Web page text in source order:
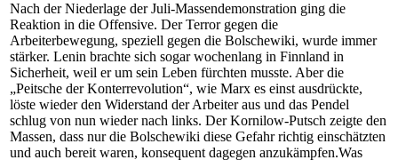
Nach der Niederlage der Juli-Massendemonstration ging die
Reaktion in die Offensive. Der Terror gegen die
Arbeiterbewegung, speziell gegen die Bolschewiki, wurde immer
stärker. Lenin brachte sich sogar wochenlang in Finnland in
Sicherheit, weil er um sein Leben fürchten musste. Aber die
„Peitsche der Konterrevolution“, wie Marx es einst ausdrückte,
löste wieder den Widerstand der Arbeiter aus und das Pendel
schlug von nun wieder nach links. Der Kornilow-Putsch zeigte den
Massen, dass nur die Bolschewiki diese Gefahr richtig einschätzten
und auch bereit waren, konsequent dagegen anzukämpfen.Was